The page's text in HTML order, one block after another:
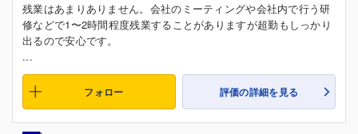
残業はあまりありません。会社のミーティングや会社内で行う研
修などで1〜2時間程度残業することがありますが超勤もしっかり
出るので安心です。
...
フォロー 評価の詳細を見る